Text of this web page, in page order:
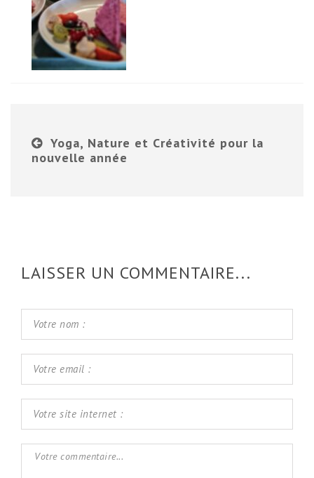
Yoga, Nature et Créativité pour la
nouvelle année
LAISSER UN COMMENTAIRE...